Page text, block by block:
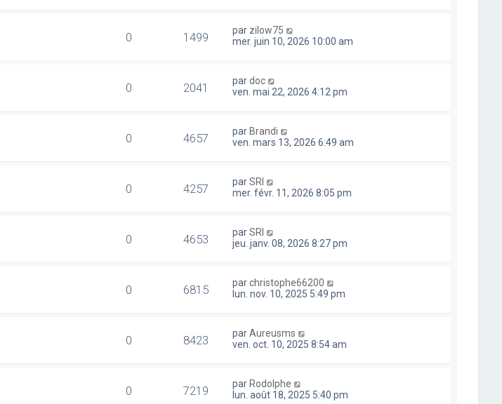
0 1499 par zilow75
mer. juin 10, 2026 10:00 am
0 2041 pardoc
ven. mai 22, 2026 4:12 pm
0 4657 par Brandi
ven. mars 13, 2026 6:49 am
0 4257 parSRI
mer. févr. 11, 2026 8:05 pm
0 4653 parSRI
jeu. janv. 08, 2026 8:27 pm
0 6815 parchristophe66200
lun. nov. 10, 2025 5:49 pm
0 8423 parAureusms
ven. oct. 10, 2025 8:54 am
0 7219 par Rodolphe
lun. août 18, 2025 5:40 pm